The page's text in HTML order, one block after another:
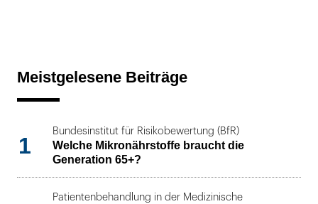
Meistgelesene Beiträge
1
Bundesinstitut für Risikobewertung (BfR)
Welche Mikronährstoffe braucht die
Generation 65+?
Patientenbehandlung in der Medizinische